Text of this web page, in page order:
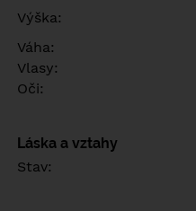
Výška:
Váha:
Vlasy:
Oči:
Láska a vztahy
Stav: